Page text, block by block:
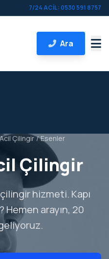
7/24 ACİL: 0530 591 8757
Ara
Çilingir / Esenler
Çilingir
hizmeti. Kapı
Hemen arayın, 20